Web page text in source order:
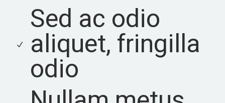
Sed ac odio
aliquet, fringilla
odio